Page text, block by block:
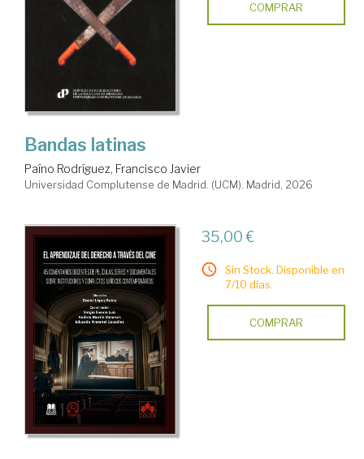
COMPRAR
Bandas latinas
Paíno Rodríguez, Francisco Javier
Universidad Complutense de Madrid. (UCM). Madrid, 2026
35,00 €
Sin Stock. Disponible en
7/10 días.
COMPRAR